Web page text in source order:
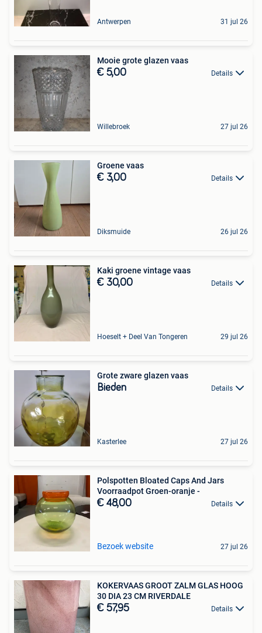
Antwerpen 31 jul 26
Mooie grote glazen vaas
€ 5,00 Details
Willebroek 27 jul 26
Groene vaas
€ 3,00 Details
Diksmuide 26 jul 26
Kaki groene vintage vaas
€ 30,00 Details
Hoeselt + Deel Van Tongeren 29 jul 26
Grote zware glazen vaas
Bieden Details
Kasterlee 27 jul 26
Polspotten Bloated Caps And Jars
Voorraadpot Groen-oranje -
€ 48,00 Details
Bezoek website 27 jul 26
KOKERVAAS GROOT ZALM GLAS HOOG
30 DIA 23 CM RIVERDALE
€ 57,95 Details